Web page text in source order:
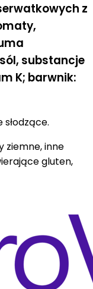
z
substancje
K; barwnik:
ziemne, inne
gluten,